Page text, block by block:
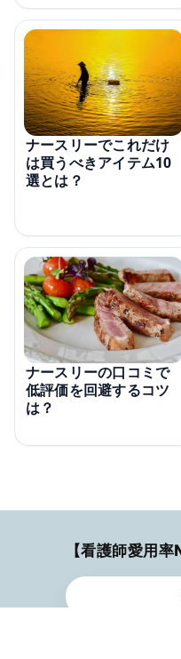
ナースリーでこれだけ
は買うべきアイテム10
選とは？
ナースリーの口コミで
低評価を回避するコツ
は？